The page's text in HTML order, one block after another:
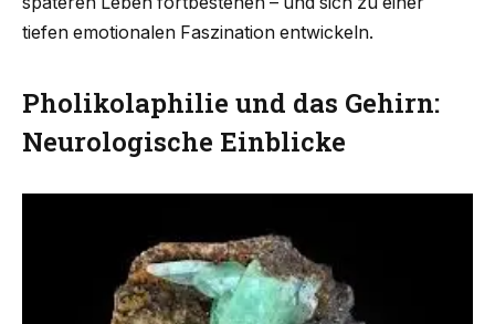
tiefen emotionalen Faszination entwickeln.
Pholikolaphilie und das Gehirn:
Neurologische Einblicke